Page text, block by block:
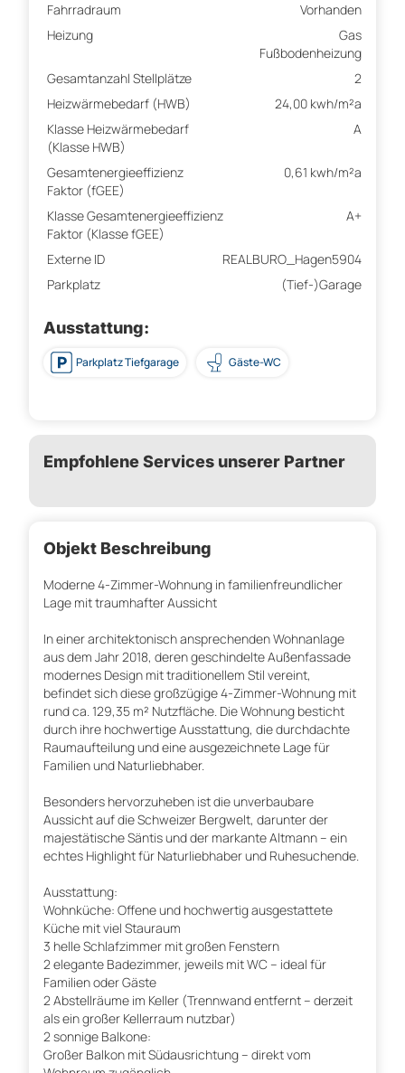
Fahrradraum
Vorhanden
Heizung
Gas
Fußbodenheizung
Gesamtanzahl Stellplätze
2
Heizwärmebedarf (HWB)
24,00 kwh/m²a
Klasse Heizwärmebedarf
(Klasse HWB)
A
Gesamtenergieeffizienz
Faktor (fGEE)
0,61 kwh/m²a
Klasse Gesamtenergieeffizienz
Faktor (Klasse fGEE)
A+
Externe ID
REALBURO_Hagen5904
Parkplatz
(Tief-)Garage
Ausstattung:
Parkplatz Tiefgarage Gäste-WC
Empfohlene Services unserer Partner
Objekt Beschreibung
Moderne 4-Zimmer-Wohnung in familienfreundlicher
Lage mit traumhafter Aussicht
In einer architektonisch ansprechenden Wohnanlage
aus dem Jahr 2018, deren geschindelte Außenfassade
modernes Design mit traditionellem Stil vereint,
befindet sich diese großzügige 4-Zimmer-Wohnung mit
rund ca. 129,35 m² Nutzfläche. Die Wohnung besticht
durch ihre hochwertige Ausstattung, die durchdachte
Raumaufteilung und eine ausgezeichnete Lage für
Familien und Naturliebhaber.
Besonders hervorzuheben ist die unverbaubare
Aussicht auf die Schweizer Bergwelt, darunter der
majestätische Säntis und der markante Altmann – ein
echtes Highlight für Naturliebhaber und Ruhesuchende.
Ausstattung:
Wohnküche: Offene und hochwertig ausgestattete
Küche mit viel Stauraum
3 helle Schlafzimmer mit großen Fenstern
2 elegante Badezimmer, jeweils mit WC – ideal für
Familien oder Gäste
2 Abstellräume im Keller (Trennwand entfernt – derzeit
als ein großer Kellerraum nutzbar)
2 sonnige Balkone:
Großer Balkon mit Südausrichtung – direkt vom